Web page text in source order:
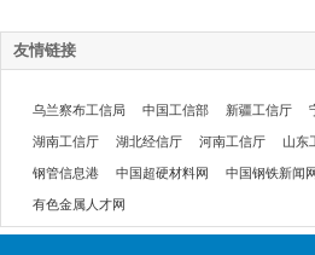
友情链接
乌兰察布工信局 中国工信部 新疆工信厅
湖南工信厅 湖北经信厅 河南工信厅 山东
钢管信息港 中国超硬材料网 中国钢铁新闻
有色金属人才网